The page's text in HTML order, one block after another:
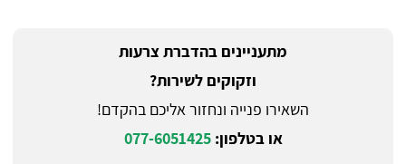
מתעניינים בהדברת צרעות
וזקוקים לשירות?
השאירו פנייה ונחזור אליכם בהקדם!
או בטלפון:077-6051425